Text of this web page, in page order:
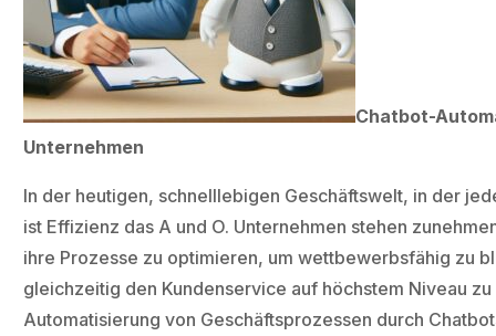
Chatbot-
Unternehmen
In der heutigen, schnelllebigen Geschäftswelt, in der
ist Effizienz das A und O. Unternehmen stehen
ihre Prozesse zu optimieren, um wettbewerbsfähig zu
gleichzeitig den Kundenservice auf höchstem Niveau zu
Automatisierung von Geschäftsprozessen durch